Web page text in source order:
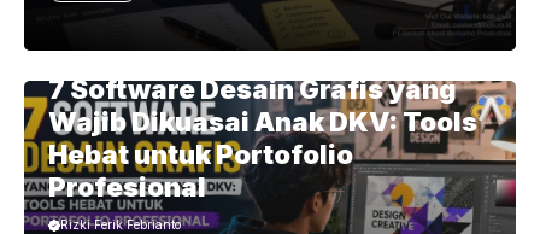
7 Software Desain Grafis yang
Wajib Dikuasai Anak DKV: Tools
Hebat untuk Portofolio
Profesional
Rizki Ferik Febrianto